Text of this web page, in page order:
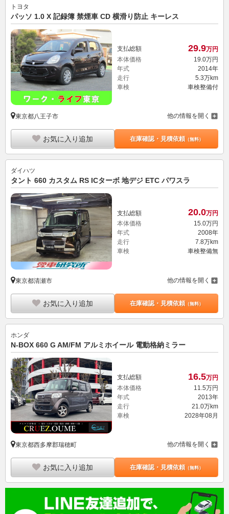
トヨタ
パッソ 1.0 X 記録簿 禁煙車 CD 横滑り防止 キーレス
支払総額 29.9万円
本体価格
19. 0万円
年式
2014年
走行
5.3万km
車検
車検整備付
東京都八王子市 他の情報を開く
お気に入り追加 在庫確認・見積依頼（無料）
ダイハツ
タント 660 カスタム RS ICターボ 地デジ ETC パワスラ
支払総額 20.0万円
本体価格
15.0万円
年式
2008年
走行
7.8万km
車検
車検整備無
東京都清瀬市 他の情報を開く
お気に入り追加 在庫確認・見積依頼（無料）
ホンダ
N-BOX 660 G AM/FM アルミホイール 電動格納ミラー
支払総額 16.5万円
本体価格
11. 5万円
年式
2013年
走行
21.0万km
車検
2028年08月
東京都西多摩郡瑞穂町 他の情報を開く
お気に入り追加 在庫確認・見積依頼（無料）